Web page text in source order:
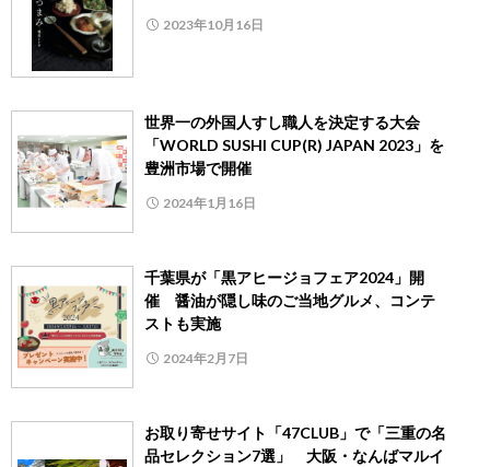
2023年10月16日
世界一の外国人すし職人を決定する大会
「WORLD SUSHI CUP(R) JAPAN 2023」を
豊洲市場で開催
2024年1月16日
千葉県が「黒アヒージョフェア2024」開
催 醤油が隠し味のご当地グルメ、コンテ
ストも実施
2024年2月7日
お取り寄せサイト「47CLUB」で「三重の名
品セレクション7選」 大阪・なんばマルイ